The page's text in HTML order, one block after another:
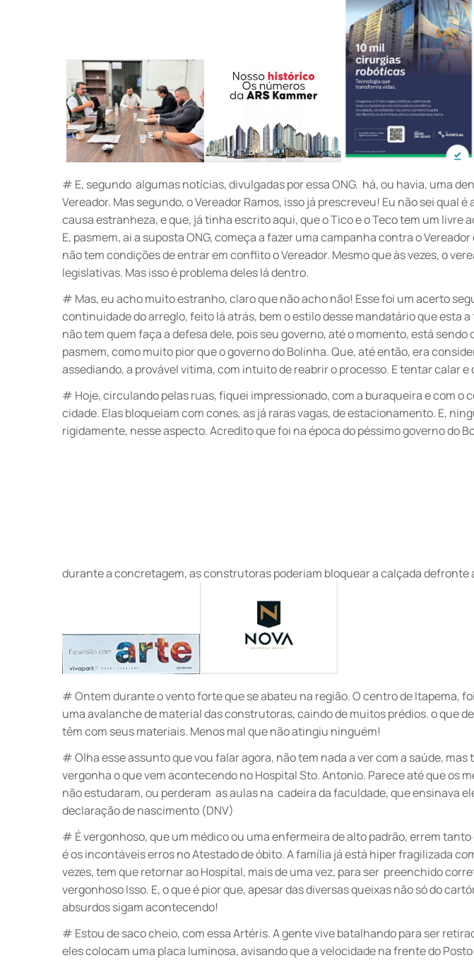
# E, segundo algumas notícias, divulgadas por essa ONG. há, ou havia, uma
Vereador. Mas segundo, o Vereador Ramos, isso já prescreveu! Eu não sei qual
causa estranheza, e que, já tinha escrito aqui, que o Tico e o Teco tem um livre
E, pasmem, ai a suposta ONG, começa a fazer uma campanha contra o
não tem condições de entrar em conflito o Vereador. Mesmo que às vezes, o
legislativas. Mas isso é problema deles lá dentro.
# Mas, eu acho muito estranho, claro que não acho não! Esse foi um acerto
continuidade do arreglo, feito lá atrás, bem o estilo desse mandatário que esta
não tem quem faça a defesa dele, pois seu governo, até o momento, está sendo
pasmem, como muito pior que o governo do Bolinha. Que, até então, era
assediando, a provável vitima, com intuito de reabrir o processo. E tentar calar e
# Hoje, circulando pelas ruas, fiquei impressionado, com a buraqueira e com o
cidade. Elas bloqueiam com cones, as já raras vagas, de estacionamento. E,
rigidamente, nesse aspecto. Acredito que foi na época do péssimo governo do
durante a concretagem, as construtoras poderiam bloquear a calçada defronte
# Ontem durante o vento forte que se abateu na região. O centro de Itapema,
uma avalanche de material das construtoras, caindo de muitos prédios. o que
têm com seus materiais. Menos mal que não atingiu ninguém!
# Olha esse assunto que vou falar agora, não tem nada a ver com a saúde, mas
vergonha o que vem acontecendo no Hospital Sto. Antonio. Parece até que os
não estudaram, ou perderam as aulas na cadeira da faculdade, que ensinava
declaração de nascimento (DNV)
# É vergonhoso, que um médico ou uma enfermeira de alto padrão, errem
é os incontáveis erros no Atestado de óbito. A família já está hiper fragilizada
vezes, tem que retornar ao Hospital, mais de uma vez, para ser preenchido
vergonhoso Isso. E, o que é pior que, apesar das diversas queixas não só do
absurdos sigam acontecendo!
# Estou de saco cheio, com essa Artéris. A gente vive batalhando para ser
eles colocam uma placa luminosa, avisando que a velocidade na frente do